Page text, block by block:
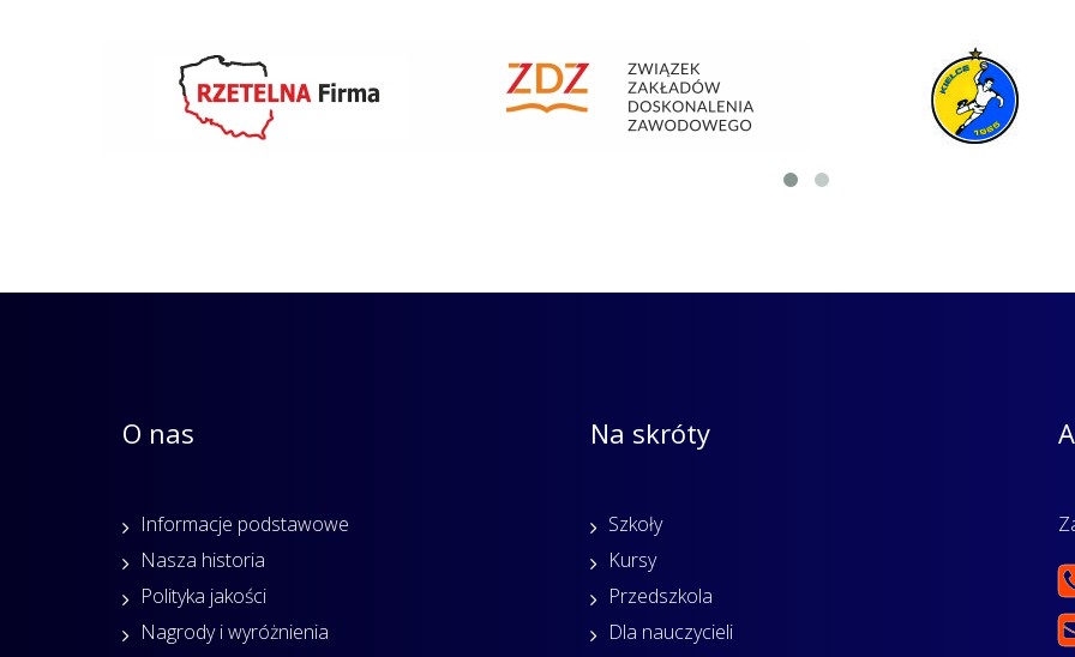
O nas
Informacje podstawowe
Nasza historia
Polityka jakości
Nagrody i wyróżnienia
Na skróty
Szkoły
Kursy
Przedszkola
Dla nauczycieli